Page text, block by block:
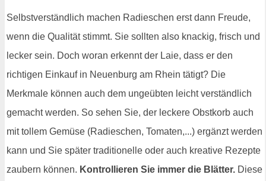
Selbstverständlich machen Radieschen erst dann Freude,
wenn die Qualität stimmt. Sie sollten also knackig, frisch und
lecker sein. Doch woran erkennt der Laie, dass er den
richtigen Einkauf in Neuenburg am Rhein tätigt? Die
Merkmale können auch dem ungeübten leicht verständlich
gemacht werden. So sehen Sie, der leckere Obstkorb auch
mit tollem Gemüse (Radieschen, Tomaten,...) ergänzt werden
kann und Sie später traditionelle oder auch kreative Rezepte
zaubern können. Kontrollieren Sie immer die Blätter. Diese